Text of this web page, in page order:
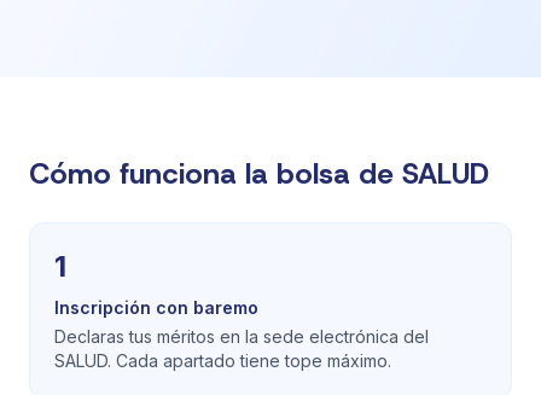
Cómo funciona la bolsa de SALUD
1
Inscripción con baremo
Declaras tus méritos en la sede electrónica del
SALUD. Cada apartado tiene tope máximo.